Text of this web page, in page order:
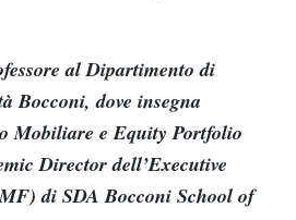
al Dipartimento di
Bocconi, dove insegna
Mobiliare e Equity Portfolio
Director dell’Executive
di SDA Bocconi School of